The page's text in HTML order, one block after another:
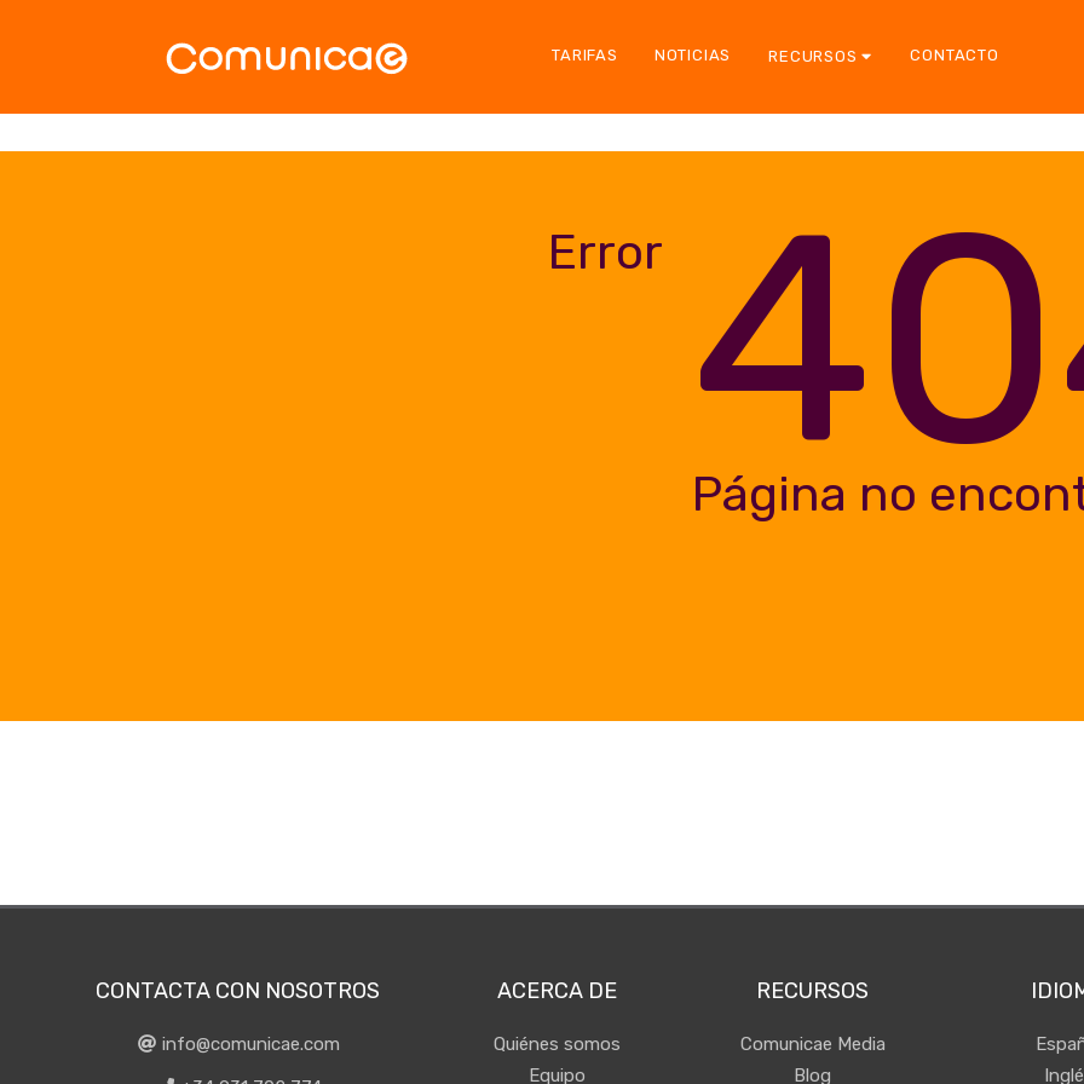
TARIFAS NOTICIAS RECURSOS CONTACTO
Error
Página no
CONTACTA CON NOSOTROS
info@comunicae.com
ACERCA DE
Quiénes somos
Equipo
RECURSOS
Comunicae Media
Blog